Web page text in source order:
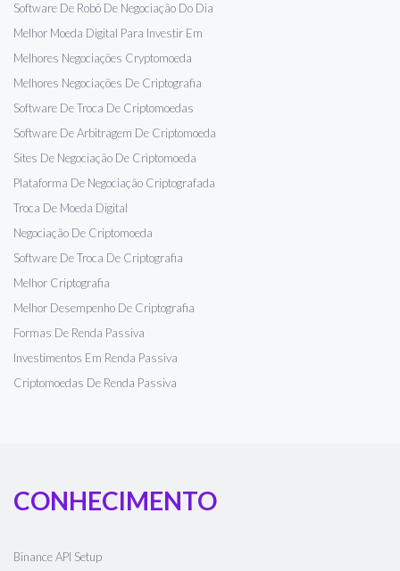
Software De Robô De Negociação Do Dia
Melhor Moeda Digital Para Investir Em
Melhores Negociações Cryptomoeda
Melhores Negociações De Criptografia
Software De Troca De Criptomoedas
Software De Arbitragem De Criptomoeda
Sites De Negociação De Criptomoeda
Plataforma De Negociação Criptografada
Troca De Moeda Digital
Negociação De Criptomoeda
Software De Troca De Criptografia
Melhor Criptografia
Melhor Desempenho De Criptografia
Formas De Renda Passiva
Investimentos Em Renda Passiva
Criptomoedas De Renda Passiva
CONHECIMENTO
Binance API Setup